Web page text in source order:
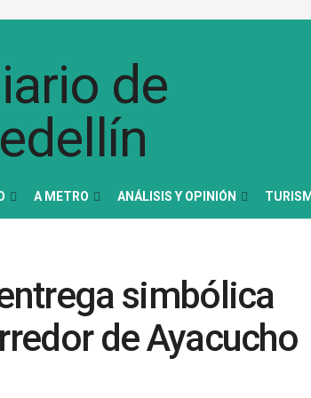
A METRO ANÁLISIS Y OPINIÓN
simbólica
de Ayacucho